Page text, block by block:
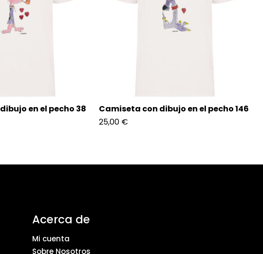
en el pecho 38
Camiseta con dibujo en el pecho 146
25,00 €
Acerca de
Mi cuenta
Sobre Nosotros